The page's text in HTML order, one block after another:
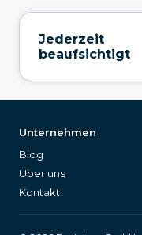
Jederzeit
beaufsichtigt
Unternehmen
Blog
Über uns
Kontakt